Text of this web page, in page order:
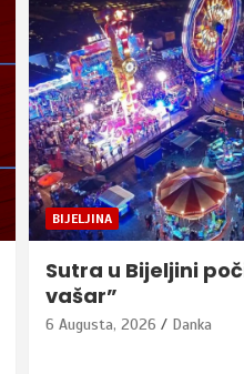
BIJELJINA
Sutra u Bijeljini
vašar”
6 Augusta, 2026 Danka